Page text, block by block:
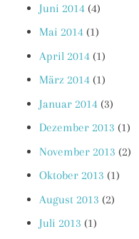
Juni 2014 (4)
Mai 2014 (1)
April 2014 (1)
März 2014 (1)
Januar 2014 (3)
Dezember 2013 (1)
November 2013 (2)
Oktober 2013 (1)
August 2013 (2)
Juli 2013 (1)